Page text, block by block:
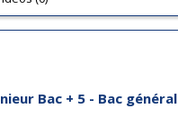
Bac + 5 - Bac général